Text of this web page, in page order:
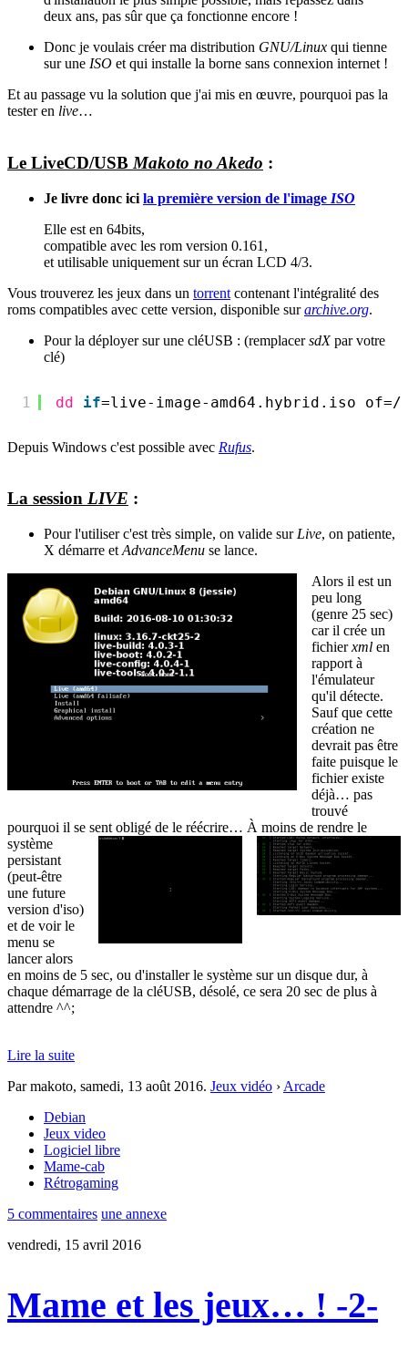
deux ans, pas sûr que ça fonctionne encore !
Donc je voulais créer ma distribution GNU/Linux qui tienne
sur une ISO et qui installe la borne sans connexion internet !
Et au passage vu la solution que j'ai mis en œuvre, pourquoi pas la
tester en live…
Le LiveCD/USB Makoto no Akedo :
Je livre donc ici la première version de l'image ISO
Elle est en 64bits,
compatible avec les rom version 0.161,
et utilisable uniquement sur un écran LCD 4/3.
Vous trouverez les jeux dans un torrent contenant l'intégralité des
roms compatibles avec cette version, disponible surarchive.org.
Pour la déployer sur une cléUSB : (remplacersdXpar votre
clé)
1 dd if=live-image-amd64.hybrid.iso of=/
Depuis Windows c'est possible avec Rufus.
La session LIVE :
Pour l'utiliser c'est très simple, on valide sur Live, on patiente,
X démarre et AdvanceMenu se lance.
Alors il est un
peu long
(genre 25 sec)
car il crée un
fichierxml en
rapport à
l'émulateur
qu'il détecte.
Sauf que cette
création ne
devrait pas être
faite puisque le
fichier existe
déjà… pas
trouvé
pourquoi il se sent obligé de le réécrire… À moins de rendre le
système
persistant
(peut-être
une future
version d'iso)
et de voir le
menu se
lancer alors
en moins de 5 sec, ou d'installer le système sur un disque dur, à
chaque démarrage de la cléUSB, désolé, ce sera 20 sec de plus à
attendre ^^;
Lire la suite
Par makoto, samedi, 13 août 2016. Jeux vidéo › Arcade
Debian
Jeux video
Logiciel libre
Mame-cab
Rétrogaming
5 commentaires une annexe
vendredi, 15 avril 2016
Mame et les jeux… ! -2-